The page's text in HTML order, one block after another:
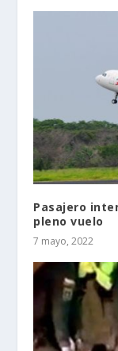
Pasajero
pleno vuelo
7 mayo, 2022